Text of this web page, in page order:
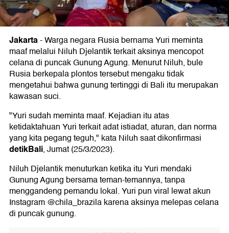
Jakarta-Warga negara Rusia bernama Yuri meminta
maaf melalui Niluh Djelantik terkait aksinya mencopot
celana di puncak Gunung Agung. Menurut Niluh, bule
Rusia berkepala plontos tersebut mengaku tidak
mengetahui bahwa gunung tertinggi di Bali itu merupakan
kawasan suci.
"Yuri sudah meminta maaf. Kejadian itu atas
ketidaktahuan Yuri terkait adat istiadat, aturan, dan norma
yang kita pegang teguh," kata Niluh saat dikonfirmasi
detikBali, Jumat (25/3/2023).
Niluh Djelantik menuturkan ketika itu Yuri mendaki
Gunung Agung bersama teman-temannya, tanpa
menggandeng pemandu lokal. Yuri pun viral lewat akun
Instagram @chila_brazila karena aksinya melepas celana
di puncak gunung.